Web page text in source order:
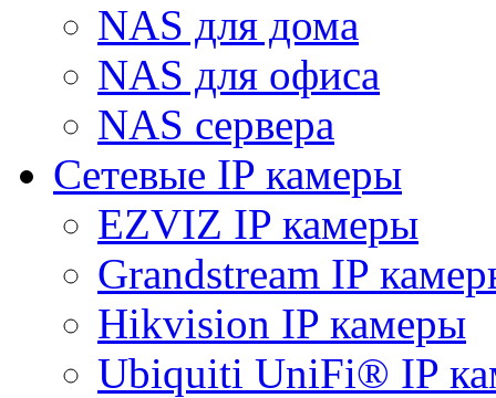
NAS для дома
NAS для офиса
NAS сервера
Сетевые IP камеры
EZVIZ IP камеры
Grandstream IP
Hikvision IP камеры
Ubiquiti UniFi® IP